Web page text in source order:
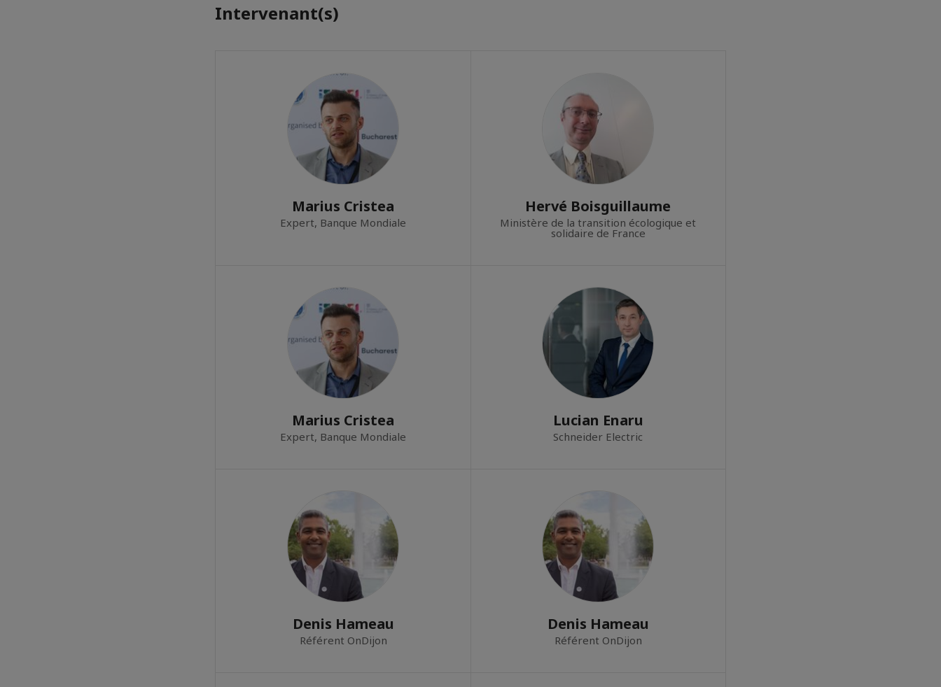
Intervenant(s)
Marius Cristea
Expert, Banque Mondiale
Hervé Boisguillaume
Ministère de la transition écologique et
solidaire de France
Marius Cristea
Expert, Banque Mondiale
Lucian Enaru
Schneider Electric
Denis Hameau
Référent OnDijon
Denis Hameau
Référent OnDijon